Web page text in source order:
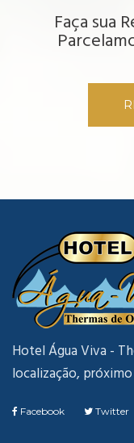
Faça sua
Hotel Água Viva -
localização,
Facebook Twitter